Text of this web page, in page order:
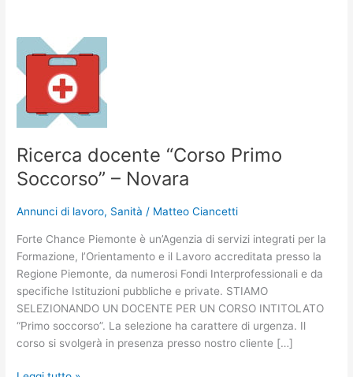
Ricerca docente “Corso Primo
Soccorso” – Novara
Annunci di lavoro, Sanità / Matteo Ciancetti
Forte Chance Piemonte è un’Agenzia di servizi integrati per la
Formazione, l’Orientamento e il Lavoro accreditata presso la
Regione Piemonte, da numerosi Fondi Interprofessionali e da
specifiche Istituzioni pubbliche e private. STIAMO
SELEZIONANDO UN DOCENTE PER UN CORSO INTITOLATO
“Primo soccorso”. La selezione ha carattere di urgenza. Il
corso si svolgerà in presenza presso nostro cliente […]
Ricerca
docente
“Corso
Primo
Soccorso”
–
Novara